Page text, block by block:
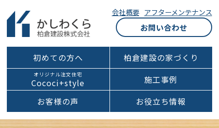
会社概要 アフターメンテナンス
お問い合わせ
初めての方へ 柏倉建設の家づくり
オリジナル注文住宅
Cococi+style
施工事例
お客様の声
お役立ち情報